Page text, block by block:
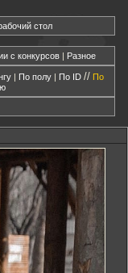
стол
с конкурсов| Разное
| По полу| По ID // По